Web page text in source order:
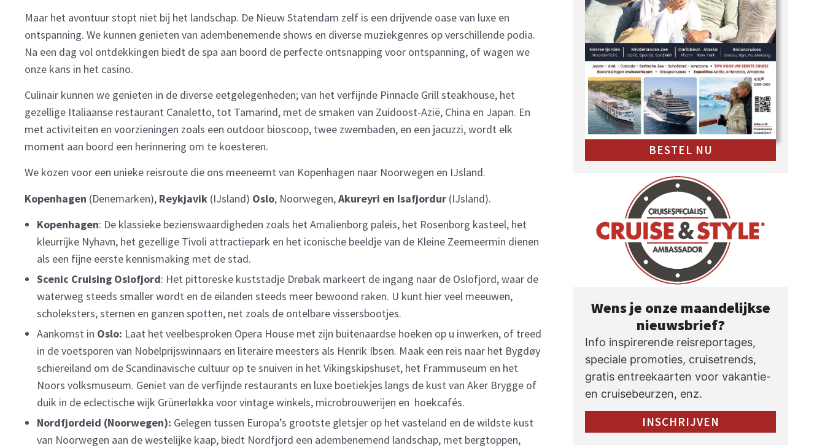
Maar het avontuur stopt niet bij het landschap. De Nieuw Statendam zelf is een drijvende oase van luxe en
ontspanning. We kunnen genieten van adembenemende shows en diverse muziekgenres op verschillende podia.
Na een dag vol ontdekkingen biedt de spa aan boord de perfecte ontsnapping voor ontspanning, of wagen we
onze kans in het casino.
Culinair kunnen we genieten in de diverse eetgelegenheden; van het verfijnde Pinnacle Grill steakhouse, het
gezellige Italiaanse restaurant Canaletto, tot Tamarind, met de smaken van Zuidoost-Azië, China en Japan. En
met activiteiten en voorzieningen zoals een outdoor bioscoop, twee zwembaden, en een jacuzzi, wordt elk
moment aan boord een herinnering om te koesteren.
We kozen voor een unieke reisroute die ons meeneemt van Kopenhagen naar Noorwegen en IJsland.
Kopenhagen (Denemarken), Reykjavik (IJsland) Oslo, Noorwegen,Akureyri en Isafjordur (IJsland).
Kopenhagen: De klassieke bezienswaardigheden zoals het Amalienborg paleis, het Rosenborg kasteel, het
kleurrijke Nyhavn, het gezellige Tivoli attractiepark en het iconische beeldje van de Kleine Zeemeermin dienen
als een fijne eerste kennismaking met de stad.
Scenic Cruising Oslofjord: Het pittoreske kuststadje Drøbak markeert de ingang naar de Oslofjord, waar de
waterweg steeds smaller wordt en de eilanden steeds meer bewoond raken. U kunt hier veel meeuwen,
scholeksters, sternen en ganzen spotten, net zoals de ontelbare vissersbootjes.
Aankomst in Oslo: Laat het veelbesproken Opera House met zijn buitenaardse hoeken op u inwerken, of treed
in de voetsporen van Nobelprijswinnaars en literaire meesters als Henrik Ibsen. Maak een reis naar het Bygdøy
schiereiland om de Scandinavische cultuur op te snuiven in het Vikingskipshuset, het Frammuseum en het
Noors volksmuseum. Geniet van de verfijnde restaurants en luxe boetiekjes langs de kust van Aker Brygge of
duik in de eclectische wijk Grünerløkka voor vintage winkels, microbrouwerijen en hoekcafés.
Nordfjordeid (Noorwegen): Gelegen tussen Europa’s grootste gletsjer op het vasteland en de wildste kust
van Noorwegen aan de westelijke kaap, biedt Nordfjord een adembenemend landschap, met bergtoppen,
BESTEL NU
Wens je onze maandelijkse
nieuwsbrief?
Info inspirerende reisreportages,
speciale promoties, cruisetrends,
gratis entreekaarten voor vakantie-
en cruisebeurzen, enz.
INSCHRIJVEN